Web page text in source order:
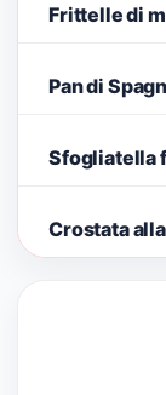
Frittelle di
Pan di
Sfogliatella
Crostata